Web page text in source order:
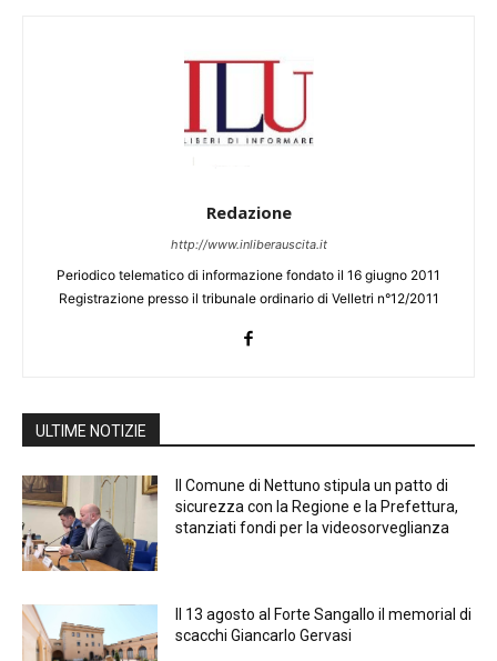
Redazione
http://www.inliberauscita.it
Periodico telematico di informazione fondato il 16 giugno 2011
Registrazione presso il tribunale ordinario di Velletri n°12/2011
ULTIME NOTIZIE
Il Comune di Nettuno stipula un patto di
sicurezza con la Regione e la Prefettura,
stanziati fondi per la videosorveglianza
Il 13 agosto al Forte Sangallo il memorial di
scacchi Giancarlo Gervasi